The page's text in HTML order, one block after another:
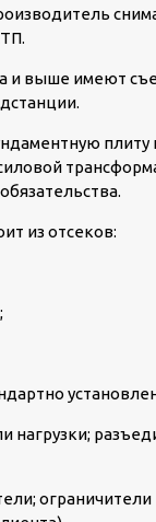
и выше имеют
из отсеков:
нагрузки;